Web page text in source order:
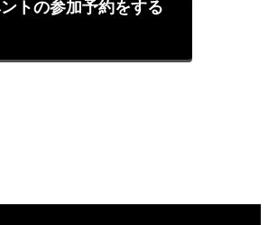
トの参加予約をする